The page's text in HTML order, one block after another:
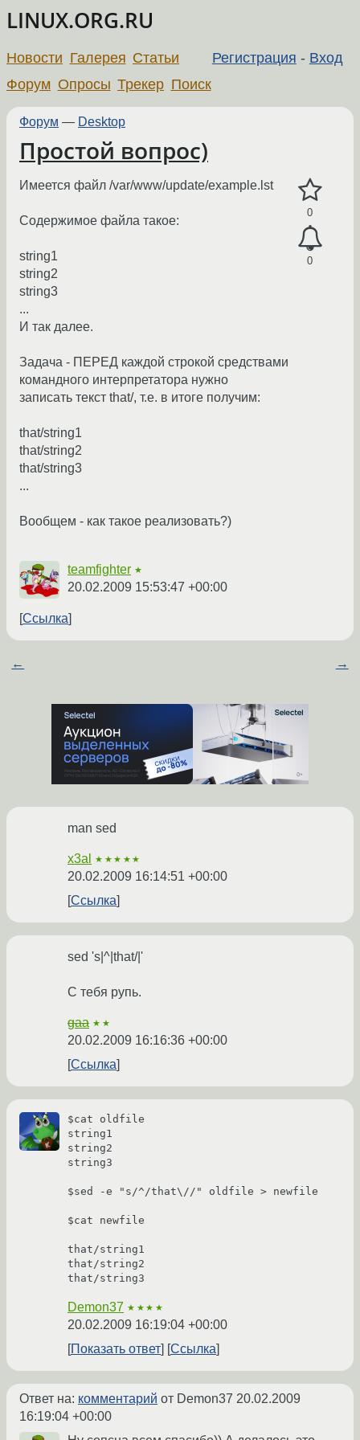
LINUX.ORG.RU
Регистрация - Вход
Новости Галерея Статьи
Форум Опросы Трекер Поиск
Форум — Desktop
Простой вопрос)
0
0
Имеется файл /var/www/update/example.lst
Содержимое файла такое:
string1
string2
string3
...
И так далее.
Задача - ПЕРЕД каждой строкой средствами
командного интерпретатора нужно
записать текст that/, т.е. в итоге получим:
that/string1
that/string2
that/string3
...
Вообщем - как такое реализовать?)
teamfighter ★
20.02.2009 15:53:47 +00:00
Ссылка
← →
man sed
x3al ★★★★★
20.02.2009 16:14:51 +00:00
Ссылка
sed 's|^|that/|'
С тебя рупь.
gaa ★★
20.02.2009 16:16:36 +00:00
Ссылка
$cat oldfile
string1
string2
string3
$sed -e "s/^/that\//" oldfile > newfile
$cat newfile
that/string1
that/string2
that/string3
Demon37 ★★★★
20.02.2009 16:19:04 +00:00
Показать ответ
Ссылка
Ответ на: комментарий от Demon37 20.02.2009
16:19:04 +00:00